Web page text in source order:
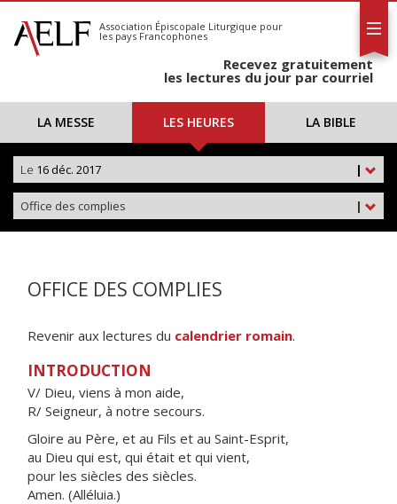
S'abonner
Calendrier
Association Épiscopale Liturgique pour
les pays Francophones
Recevez gratuitement
les lectures du jour par courriel
LA MESSE LES HEURES LA BIBLE
|
Le 16 déc. 2017
|
Office des complies
OFFICE DES COMPLIES
Revenir aux lectures du calendrier romain.
INTRODUCTION
V/ Dieu, viens à mon aide,
R/ Seigneur, à notre secours.
Gloire au Père, et au Fils et au Saint-Esprit,
au Dieu qui est, qui était et qui vient,
pour les siècles des siècles.
Amen. (Alléluia.)